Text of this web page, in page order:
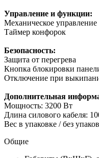
Управление и функции:
Механическое управление
Таймер конфорок
Безопасность:
Защита от перегрева
Кнопка блокировки
Отключение при
Дополнительная
Мощность: 3200 Вт
Длина силового кабеля:
Вес в упаковке / без
Общие